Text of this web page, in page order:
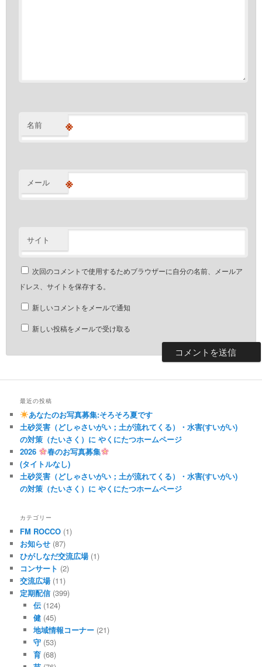
名前 ※
メール ※
サイト
次回のコメントで使用するためブラウザーに自分の名前、メールア
ドレス、サイトを保存する。
新しいコメントをメールで通知
新しい投稿をメールで受け取る
最近の投稿
あなたのお写真募集:そろそろ夏です
土砂災害（どしゃさいがい；土が流れてくる）・水害(すいがい)
の対策（たいさく）に やくにたつホームページ
2026
春のお写真募集
(タイトルなし)
土砂災害（どしゃさいがい；土が流れてくる）・水害(すいがい)
の対策（たいさく）に やくにたつホームページ
カテゴリー
FM ROCCO (1)
お知らせ (87)
ひがしなだ交流広場(1)
コンサート (2)
交流広場(11)
定期配信 (399)
伝(124)
健(45)
地域情報コーナー(21)
守(53)
育(68)